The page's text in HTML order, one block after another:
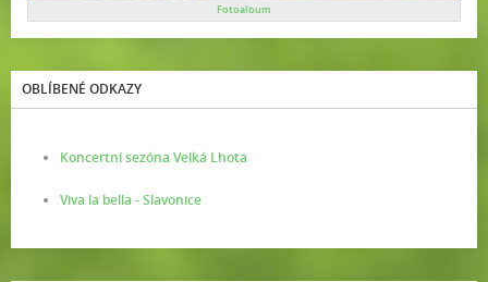
Fotoalbum
OBLÍBENÉ ODKAZY
Koncertní sezóna Velká Lhota
Viva la bella - Slavonice